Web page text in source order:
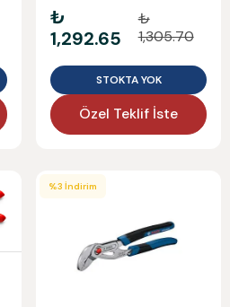
₺
1,292.65
₺
1,305.70
STOKTA YOK
Özel Teklif İste
%3 İndirim